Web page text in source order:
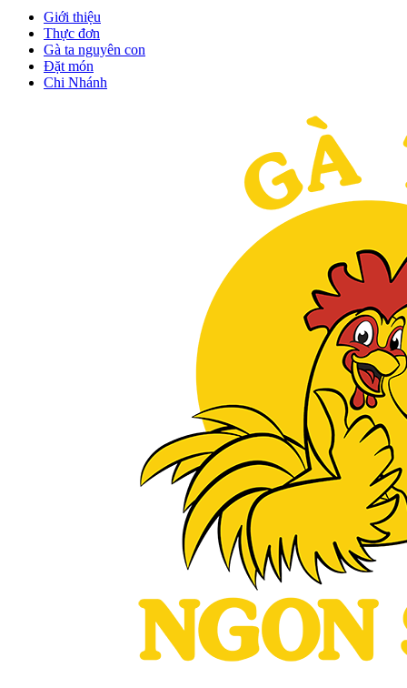
Giới thiệu
Thực đơn
Gà ta nguyên con
Đặt món
Chi Nhánh